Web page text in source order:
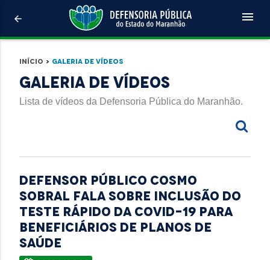
arrow_back menu
Início > Galeria de Vídeos
Galeria de Vídeos
Lista de vídeos da Defensoria Pública do Maranhão.
Defensor público Cosmo
Sobral fala sobre inclusão do
teste rápido da Covid-19 para
beneficiários de planos de
saúde